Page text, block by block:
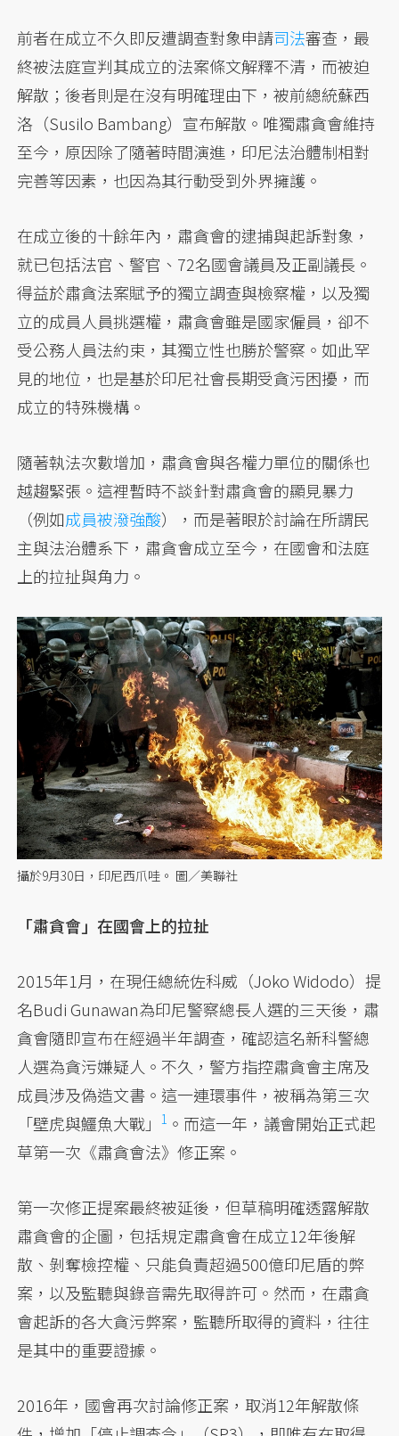
前者在成立不久即反遭調查對象申請司法審查，最
終被法庭宣判其成立的法案條文解釋不清，而被迫
解散；後者則是在沒有明確理由下，被前總統蘇西
洛（Susilo Bambang）宣布解散。唯獨肅貪會維持
至今，原因除了隨著時間演進，印尼法治體制相對
完善等因素，也因為其行動受到外界擁護。
在成立後的十餘年內，肅貪會的逮捕與起訴對象，
就已包括法官、警官、72名國會議員及正副議長。
得益於肅貪法案賦予的獨立調查與檢察權，以及獨
立的成員人員挑選權，肅貪會雖是國家僱員，卻不
受公務人員法約束，其獨立性也勝於警察。如此罕
見的地位，也是基於印尼社會長期受貪污困擾，而
成立的特殊機構。
隨著執法次數增加，肅貪會與各權力單位的關係也
越趨緊張。這裡暫時不談針對肅貪會的顯見暴力
（例如成員被潑強酸），而是著眼於討論在所謂民
主與法治體系下，肅貪會成立至今，在國會和法庭
上的拉扯與角力。
攝於9月30日，印尼西爪哇。 圖／美聯社
「肅貪會」在國會上的拉扯
2015年1月，在現任總統佐科威（Joko Widodo）提
名Budi Gunawan為印尼警察總長人選的三天後，肅
貪會隨即宣布在經過半年調查，確認這名新科警總
人選為貪污嫌疑人。不久，警方指控肅貪會主席及
成員涉及偽造文書。這一連環事件，被稱為第三次
「壁虎與鱷魚大戰」1 。而這一年，議會開始正式起
草第一次《肅貪會法》修正案。
第一次修正提案最終被延後，但草稿明確透露解散
肅貪會的企圖，包括規定肅貪會在成立12年後解
散、剝奪檢控權、只能負責超過500億印尼盾的弊
案，以及監聽與錄音需先取得許可。然而，在肅貪
會起訴的各大貪污弊案，監聽所取得的資料，往往
是其中的重要證據。
2016年，國會再次討論修正案，取消12年解散條